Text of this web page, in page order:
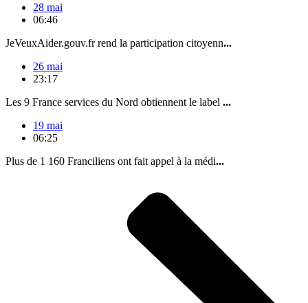
28 mai
06:46
JeVeuxAider.gouv.fr rend la participation citoyenn...
26 mai
23:17
Les 9 France services du Nord obtiennent le label ...
19 mai
06:25
Plus de 1 160 Franciliens ont fait appel à la médi...